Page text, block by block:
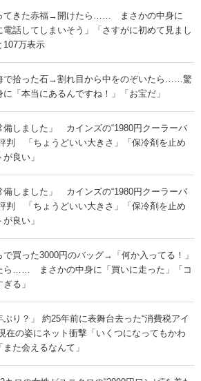
てきた赤福→開けたら…… まさかの中身に
電話してしまいそう」「さすがに初めて見まし
107万表示
で拾った石→割れ目から中をのぞいたら……驚
に「本当にあるんですね！」「お宝だ」
備しました」 カインズの“1980円クーラーバ
判 「ちょうどいい大きさ」「保冷剤を止め
良い」
備しました」 カインズの“1980円クーラーバ
判 「ちょうどいい大きさ」「保冷剤を止め
良い」
で買った3000円のバッグ→「何か入ってる！」
ら…… まさかの中身に「買いに走った」「コ
る」
ぶり？」 約25年前に表舞台去った“消費税アイ
在の姿にネット衝撃「いくつになってもかわ
また会えるなんて」